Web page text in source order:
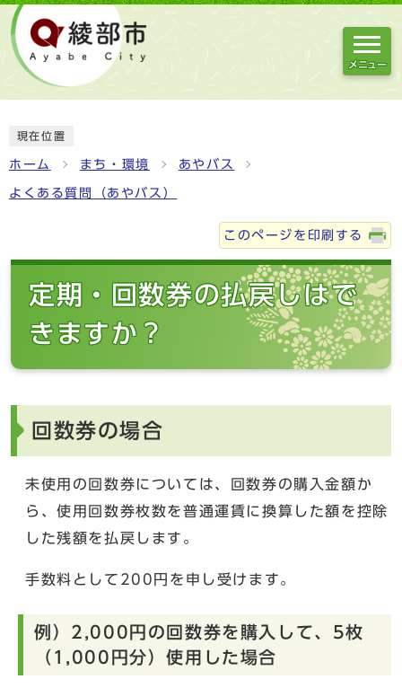
メニュー
現在位置
ホーム まち・環境 あやバス
よくある質問（あやバス）
このページを印刷する
定期・回数券の払戻しはで
きますか？
回数券の場合
未使用の回数券については、回数券の購入金額か
ら、使用回数券枚数を普通運賃に換算した額を控除
した残額を払戻します。
手数料として200円を申し受けます。
例）2,000円の回数券を購入して、5枚
（1,000円分）使用した場合